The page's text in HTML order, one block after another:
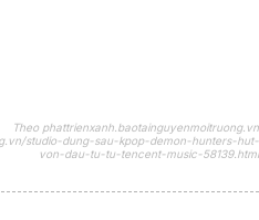
Theo phattrienxanh.baotainguyenmoitruong.vn
studio-dung-sau-kpop-demon-hunters-hut-
von-dau-tu-tu-tencent-music-58139.html